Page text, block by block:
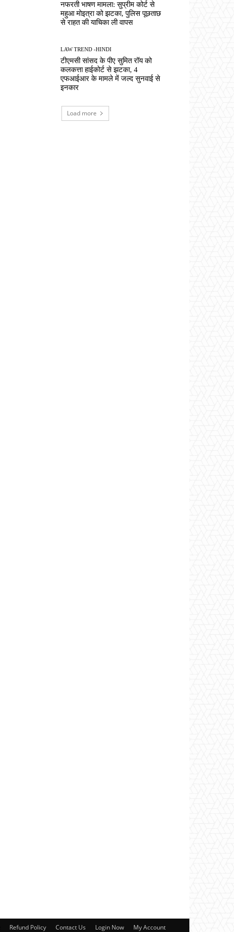
नफरती भाषण मामला: सुप्रीम कोर्ट से
महुआ मोइत्रा को झटका, पुलिस पूछताछ
से राहत की याचिका ली वापस
LAW TREND -HINDI
टीएमसी सांसद के पीए सुमित रॉय को
कलकत्ता हाईकोर्ट से झटका, 4
एफआईआर के मामले में जल्द सुनवाई से
इनकार
Load more
Refund Policy Contact Us Login Now My Account